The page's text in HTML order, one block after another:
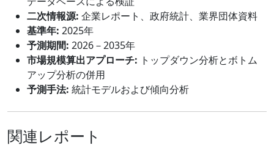
二次情報源: 企業レポート、政府統計、業界団体資料
基準年: 2025年
予測期間: 2026－2035年
市場規模算出アプローチ: トップダウン分析とボトム
アップ分析の併用
予測手法: 統計モデルおよび傾向分析
関連レポート